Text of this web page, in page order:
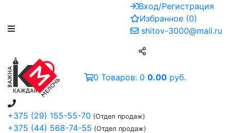
Вход/Регистрация
Избранное (0)
shitov-3000@mail.ru
+375 (29) 155-55-70 (Отдел продаж)
+375 (44) 568-74-55 (Отдел продаж)
0 Товаров: 0 0.00 руб.